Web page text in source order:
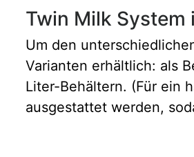
Twin Milk
Um den
Varianten erhältlich: als
Liter-Behältern. (Für ein
ausgestattet werden,